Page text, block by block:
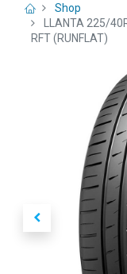
Shop
LLANTA 225/
RFT (RUNFLAT)